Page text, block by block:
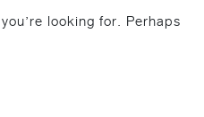
looking for. Perhaps